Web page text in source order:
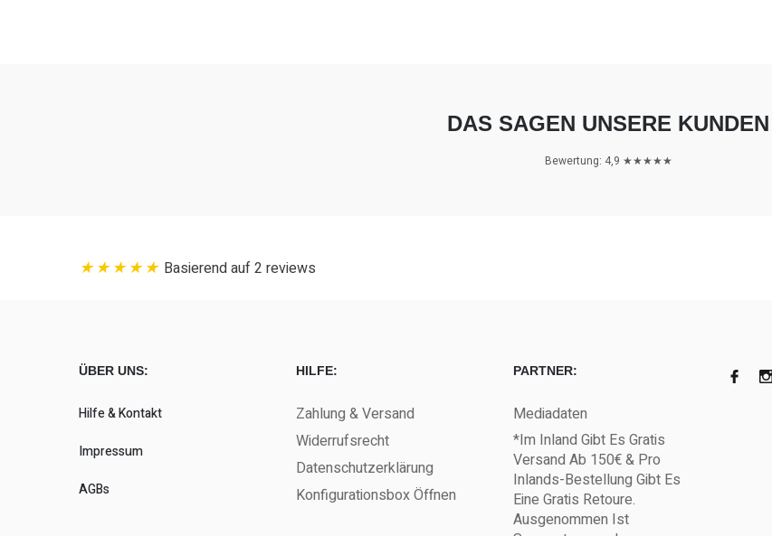
DAS SAGEN UNSERE KUNDEN
Bewertung: 4,9 ★★★★★
Basierend auf 2 reviews
ÜBER UNS:
Hilfe & Kontakt
Impressum
AGBs
HILFE:
Zahlung & Versand
Widerrufsrecht
Datenschutzerklärung
Konfigurationsbox Öffnen
PARTNER:
Mediadaten
*Im Inland Gibt Es Gratis
Versand Ab 150€ & Pro
Inlands-Bestellung Gibt Es
Eine Gratis Retoure.
Ausgenommen Ist